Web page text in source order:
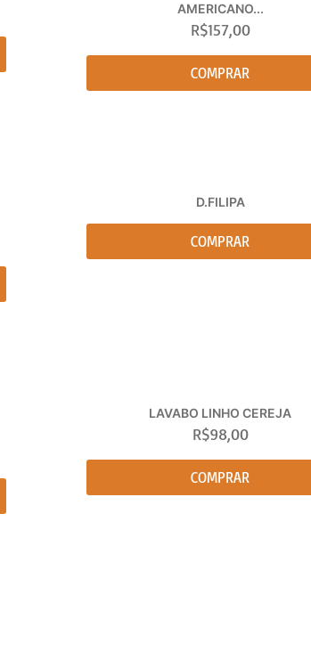
AMERICANO...
R$157,00
COMPRAR
D.FILIPA
COMPRAR
LAVABO LINHO CEREJA
R$98,00
COMPRAR